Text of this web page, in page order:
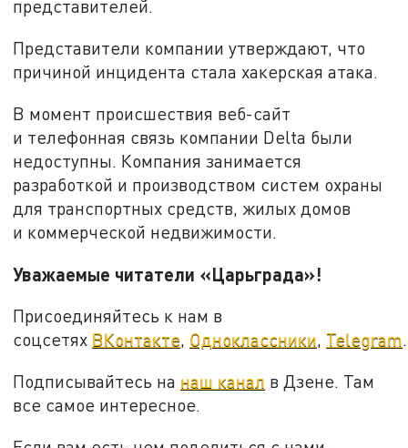
представителей.
Представители компании утверждают, что
причиной инцидента стала хакерская атака.
В момент происшествия веб-сайт
и телефонная связь компании Delta были
недоступны. Компания занимается
разработкой и производством систем охраны
для транспортных средств, жилых домов
и коммерческой недвижимости.
Уважаемые читатели «Царьграда»!
Присоединяйтесь к нам в
соцсетях ВКонтакте, Одноклассники, Telegram.
Подписывайтесь на наш канал в Дзене. Там
все самое интересное.